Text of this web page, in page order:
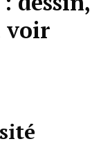
voir